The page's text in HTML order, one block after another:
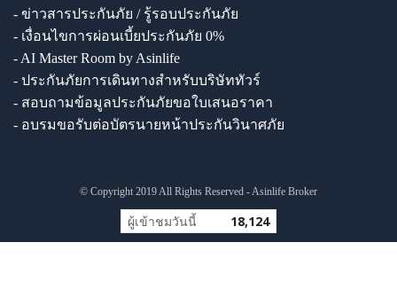
- ข่าวสารประกันภัย / รู้รอบประกันภัย
- เงื่อนไขการผ่อนเบี้ยประกันภัย 0%
- AI Master Room by Asinlife
- ประกันภัยการเดินทางสำหรับบริษัททัวร์
- สอบถามข้อมูลประกันภัยขอใบเสนอราคา
- อบรมขอรับต่อบัตรนายหน้าประกันวินาศภัย
© Copyright 2019 All Rights Reserved - Asinlife Broker
ผู้เข้าชมวันนี้ 18,124